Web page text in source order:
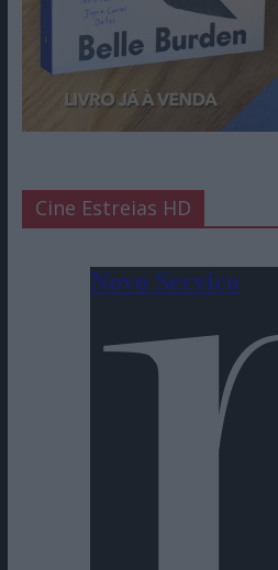
Cine Estreias HD